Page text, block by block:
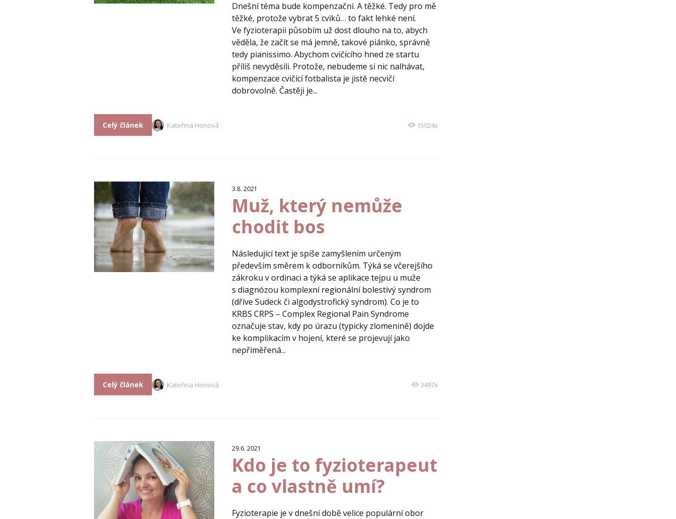
Dnešní téma bude kompenzační. A těžké. Tedy pro mě
těžké, protože vybrat 5 cviků… to fakt lehké není.
Ve fyzioterapii působím už dost dlouho na to, abych
věděla, že začít se má jemně, takové piánko, správně
tedy pianissimo. Abychom cvičícího hned ze startu
příliš nevyděsili. Protože, nebudeme si nic nalhávat,
kompenzace cvičící fotbalista je jistě necvičí
dobrovolně. Častěji je...
Celý článek Kateřina Honová 15024x
3.8. 2021
Muž, který nemůže
chodit bos
Následující text je spíše zamyšlením určeným
především směrem k odborníkům. Týká se včerejšího
zákroku v ordinaci a týká se aplikace tejpu u muže
s diagnózou komplexní regionální bolestivý syndrom
(dříve Sudeck či algodystrofický syndrom). Co je to
KRBS CRPS – Complex Regional Pain Syndrome
označuje stav, kdy po úrazu (typicky zlomenině) dojde
ke komplikacím v hojení, které se projevují jako
nepřiměřená...
Celý článek Kateřina Honová 3497x
29.6. 2021
Kdo je to fyzioterapeut
a co vlastně umí?
Fyzioterapie je v dnešní době velice populární obor